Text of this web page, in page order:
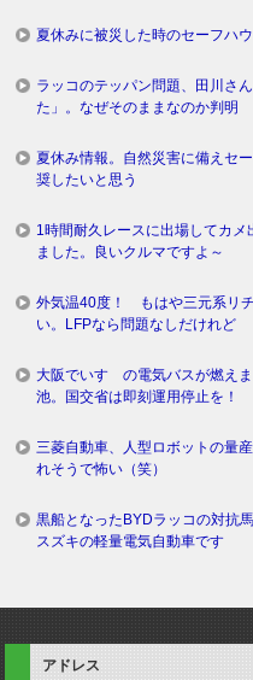
夏休みに被災した時のセーフハ
ラッコのテッパン問題、田川さ
た」。なぜそのままなのか判明
夏休み情報。自然災害に備えセ
奨したいと思う
1時間耐久レースに出場してカ
ました。良いクルマですよ～
外気温40度！ もはや三元系リ
い。LFPなら問題なしだけれど
大阪でいすゞの電気バスが燃え
池。国交省は即刻運用停止を！
三菱自動車、人型ロボットの量
れそうで怖い（笑）
黒船となったBYDラッコの対抗
スズキの軽量電気自動車です
アドレス